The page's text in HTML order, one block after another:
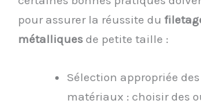
pour assurer la réussite du
métalliques de petite taille :
Sélection appropriée
matériaux : choisir des